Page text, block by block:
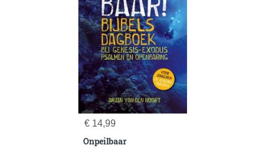
€ 14,99
Onpeilbaar